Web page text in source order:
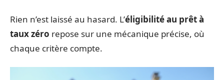
Rien n’est laissé au hasard. L’éligibilité au prêt à
taux zéro repose sur une mécanique précise, où
chaque critère compte.